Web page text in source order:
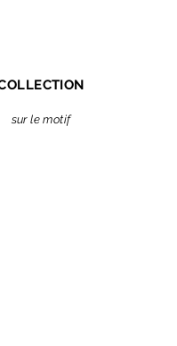
sur le motif